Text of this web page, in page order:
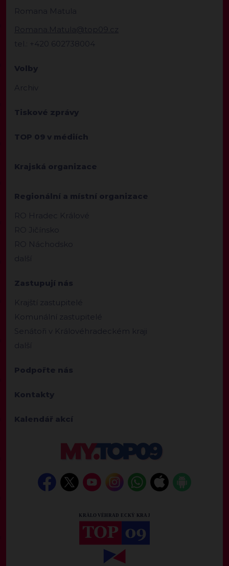
Romana Matula
Romana.Matula@top09.cz
tel.: +420 602738004
Volby
Archiv
Tiskové zprávy
TOP 09 v médiích
Krajská organizace
Regionální a místní organizace
RO Hradec Králové
RO Jičínsko
RO Náchodsko
další
Zastupují nás
Krajští zastupitelé
Komunální zastupitelé
Senátoři v Královéhradeckém kraji
další
Podpořte nás
Kontakty
Kalendář akcí